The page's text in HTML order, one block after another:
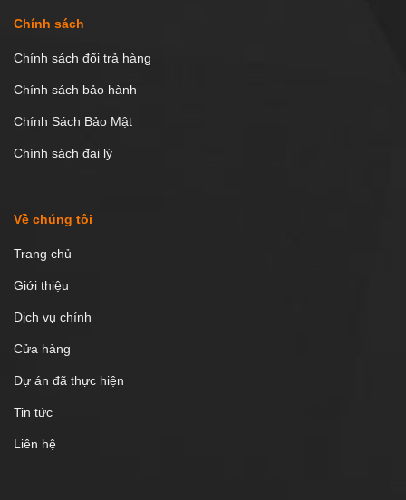
Chính sách
Chính sách đổi trả hàng
Chính sách bảo hành
Chính Sách Bảo Mật
Chính sách đại lý
Về chúng tôi
Trang chủ
Giới thiệu
Dịch vụ chính
Cửa hàng
Dự án đã thực hiện
Tin tức
Liên hệ